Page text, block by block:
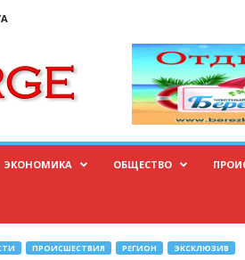
ЭКОНОМИКА ОБЩЕСТВО
ПРОИСШЕСТВИЯ РЕГИОН ЭКСКЛЮЗИВ